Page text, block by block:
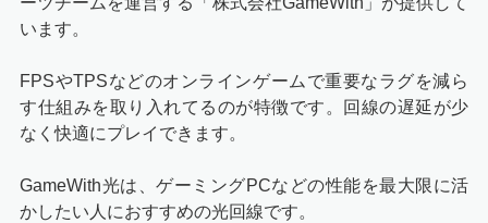
います。
FPSやTPSなどのオンラインゲームで重要なラグを減ら
す仕組みを取り入れてるのが特徴です。回線の遅延が少
なく快適にプレイできます。
GameWith光は、ゲーミングPCなどの性能を最大限に活
かしたい人におすすめの光回線です。